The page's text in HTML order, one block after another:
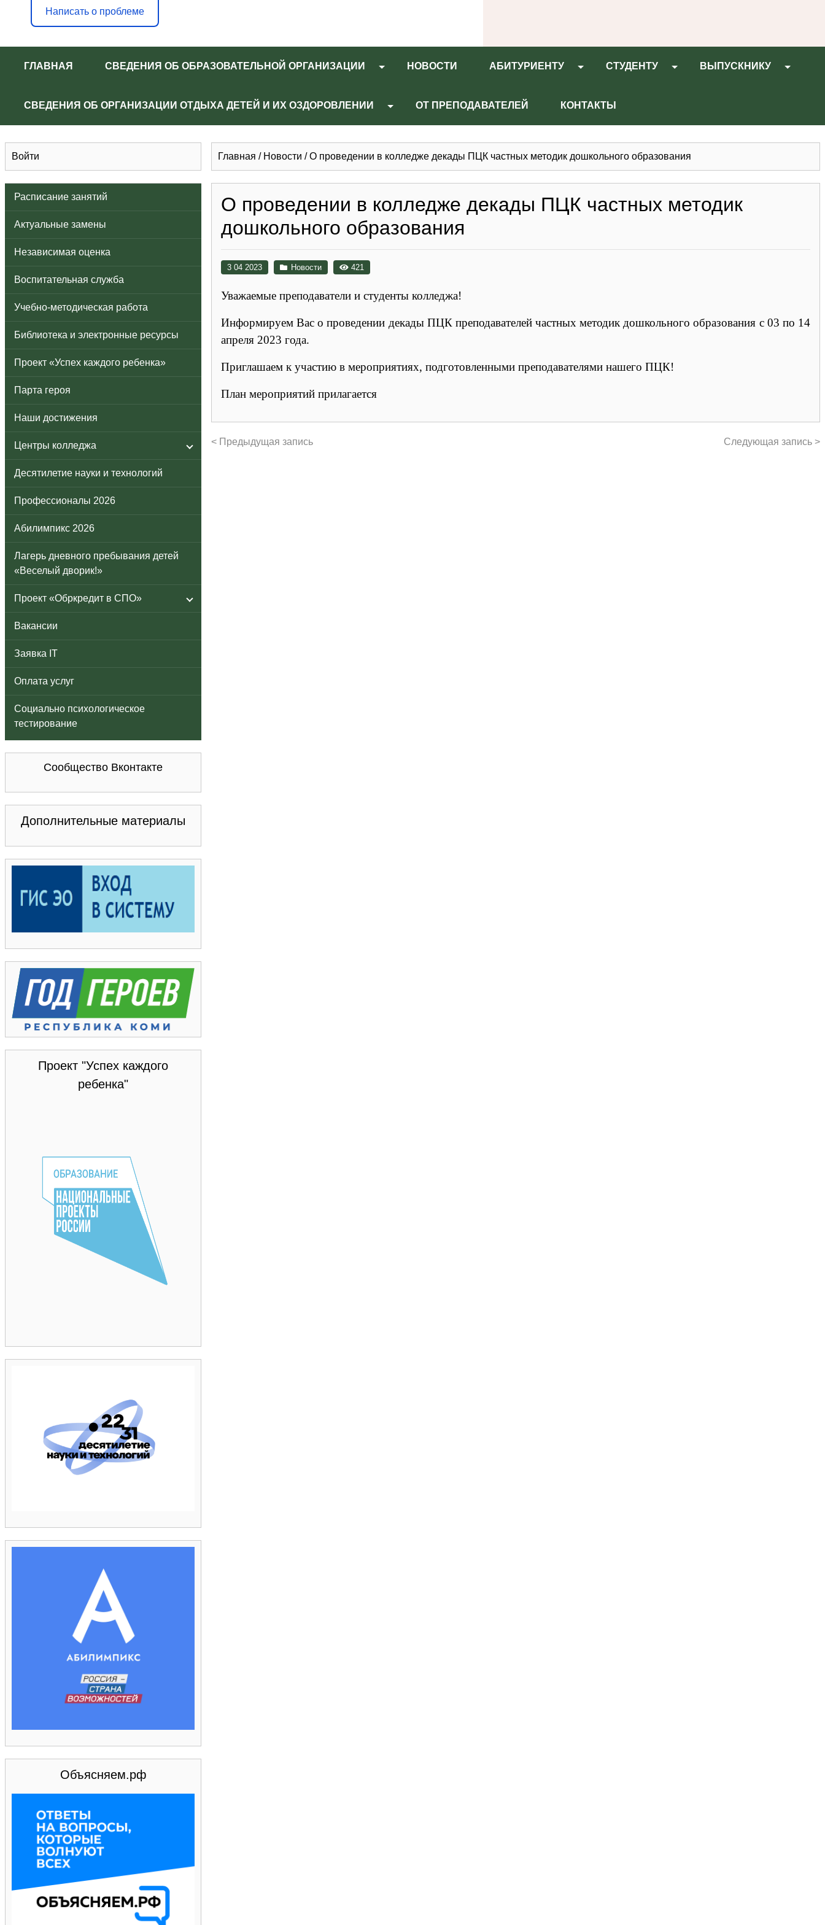
Написать о проблеме
ГЛАВНАЯ СВЕДЕНИЯ ОБ ОБРАЗОВАТЕЛЬНОЙ ОРГАНИЗАЦИИ НОВОСТИ АБИТУРИЕНТУ СТУДЕНТУ ВЫПУСКНИКУ
СВЕДЕНИЯ ОБ ОРГАНИЗАЦИИ ОТДЫХА ДЕТЕЙ И ИХ ОЗДОРОВЛЕНИИ ОТ ПРЕПОДАВАТЕЛЕЙ КОНТАКТЫ
Войти
Расписание занятий
Актуальные замены
Независимая оценка
Воспитательная служба
Учебно-методическая работа
Библиотека и электронные ресурсы
Проект «Успех каждого ребенка»
Парта героя
Наши достижения
Центры колледжа
Десятилетие науки и технологий
Профессионалы 2026
Абилимпикс 2026
Лагерь дневного пребывания детей
«Веселый дворик!»
Проект «Обркредит в СПО»
Вакансии
Заявка IT
Оплата услуг
Социально психологическое
тестирование
Сообщество Вконтакте
Дополнительные материалы
Проект "Успех каждого
ребенка"
Объясняем.рф
Главная / Новости /О проведении в колледже декады ПЦК частных методик дошкольного образования
О проведении в колледже декады ПЦК частных методик
дошкольного образования
3 04 2023 Новости 421
Уважаемые преподаватели и студенты колледжа!
Информируем Вас о проведении декады ПЦК преподавателей частных методик дошкольного образования с 03 по 14
апреля 2023 года.
Приглашаем к участию в мероприятиях, подготовленными преподавателями нашего ПЦК!
План мероприятий прилагается
< Предыдущая запись Следующая запись >